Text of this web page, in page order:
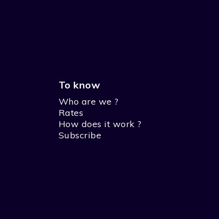
To know
Who are we ?
Rates
How does it work ?
Subscribe